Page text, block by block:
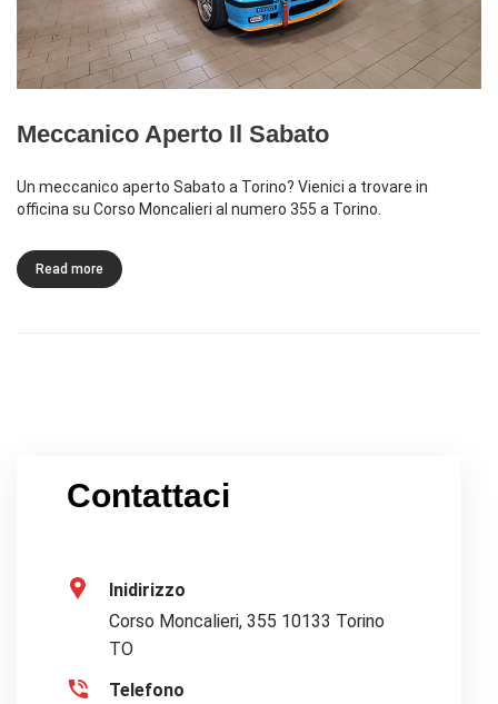
Meccanico Aperto Il Sabato
Un meccanico aperto Sabato a Torino? Vienici a trovare in
officina su Corso Moncalieri al numero 355 a Torino.
Read more
Contattaci
Inidirizzo
Corso Moncalieri, 355 10133 Torino
TO
Telefono